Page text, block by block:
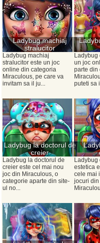
Ladybug machiaj
stralucitor
Ladybug machiaj
stralucitor este un joc
online din categoria
Miraculous, pe care va
invitam sa il ju...
Ladybug
un joc
parte din
puteti sa
Ladybug la doctorul de
creier
Ladybug la doctorul de
creier este cel mai nou
joc din Miraculous, o
categorie aparte din site-
ul no...
Ladybug
estetica
cele mai
jocuri